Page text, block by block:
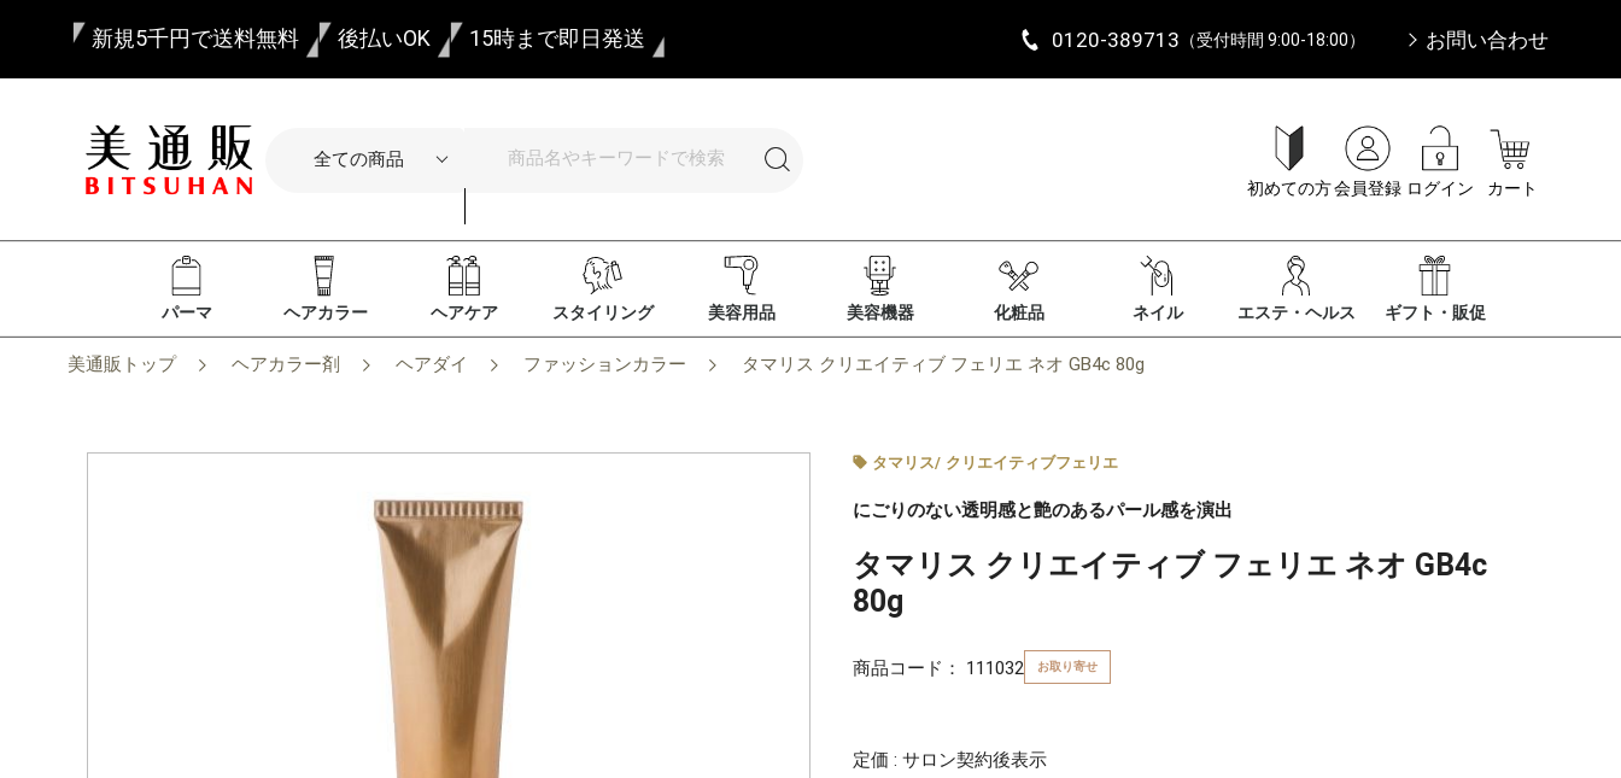
新規5千円で送料無料 後払いOK 15時まで即日発送 0120-389713 （受付時間 9:00-18:00） お問い合わせ
初めての方会員登録 ログイン カート
パーマ ヘアカラー ヘアケア スタイリング 美容用品 美容機器 化粧品 ネイル エステ・ヘルス ギフト・販促
美通販トップ ヘアカラー剤 ヘアダイ ファッションカラー タマリス クリエイティブ フェリエ ネオ GB4c 80g
タマリス/ クリエイティブフェリエ
にごりのない透明感と艶のあるパール感を演出
タマリス クリエイティブ フェリエ ネオ GB4c
80g
商品コード： 111032 お取り寄せ
定価 : サロン契約後表示